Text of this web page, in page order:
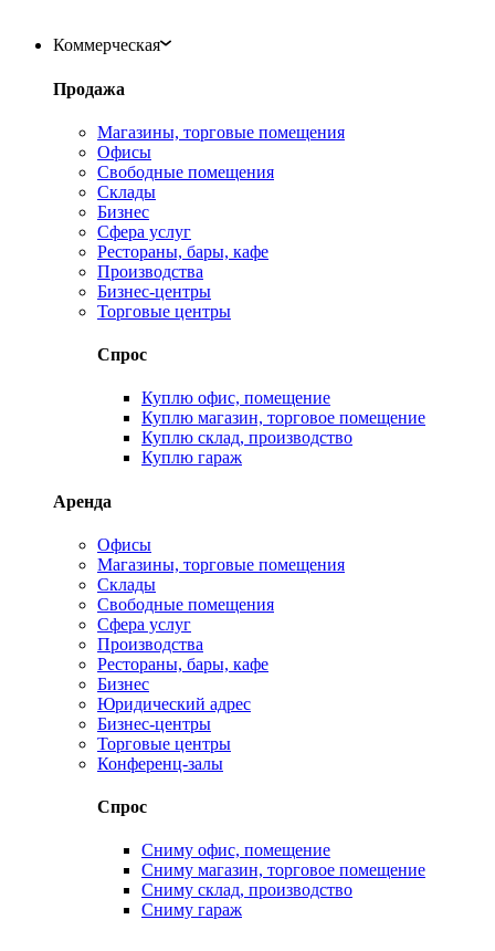
Коммерческая
Продажа
Магазины, торговые помещения
Офисы
Свободные помещения
Склады
Бизнес
Сфера услуг
Рестораны, бары, кафе
Производства
Бизнес-центры
Торговые центры
Спрос
Куплю офис, помещение
Куплю магазин, торговое помещение
Куплю склад, производство
Куплю гараж
Аренда
Офисы
Магазины, торговые помещения
Склады
Свободные помещения
Сфера услуг
Производства
Рестораны, бары, кафе
Бизнес
Юридический адрес
Бизнес-центры
Торговые центры
Конференц-залы
Спрос
Сниму офис, помещение
Сниму магазин, торговое помещение
Сниму склад, производство
Сниму гараж